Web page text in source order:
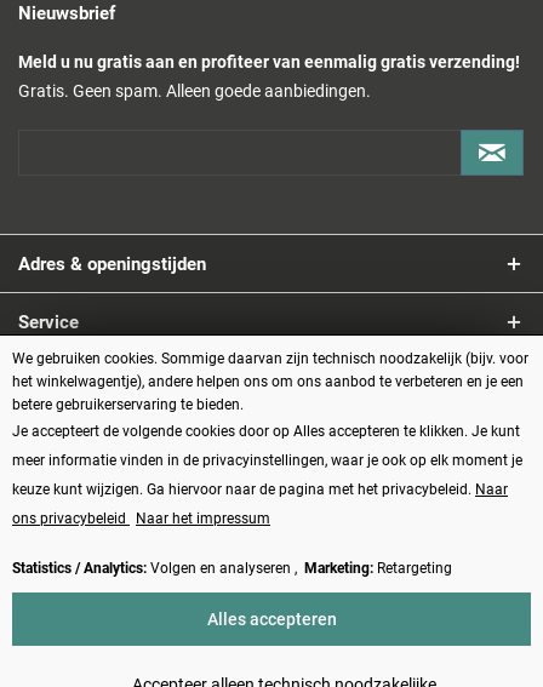
Nieuwsbrief
Meld u nu gratis aan en profiteer van eenmalig gratis verzending!
Gratis. Geen spam. Alleen goede aanbiedingen.
Adres & openingstijden
Service
Informatie
Betaalmethoden
Vertrag widerrufen
rembourskosten, tenzij anders beschreven
We gebruiken cookies. Sommige daarvan zijn technisch noodzakelijk (bijv. voor
het winkelwagentje), andere helpen ons om ons aanbod te verbeteren en je een
betere gebruikerservaring te bieden.
Je accepteert de volgende cookies door op Alles accepteren te klikken. Je kunt
meer informatie vinden in de privacyinstellingen, waar je ook op elk moment je
keuze kunt wijzigen. Ga hiervoor naar de pagina met het privacybeleid. Naar
ons privacybeleid
Naar het impressum
Statistics / Analytics: Volgen en analyseren , Marketing: Retargeting
Alles accepteren